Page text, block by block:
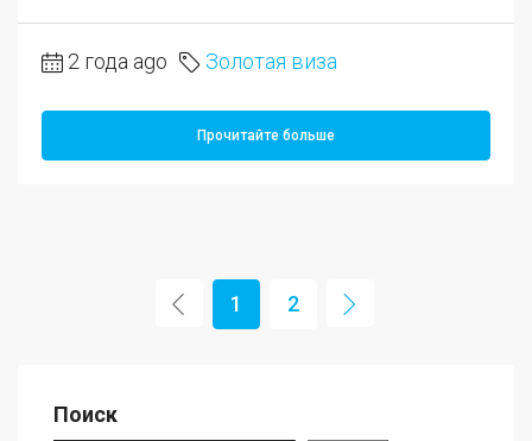
2 года ago Золотая виза
Прочитайте больше
1 2
Поиск